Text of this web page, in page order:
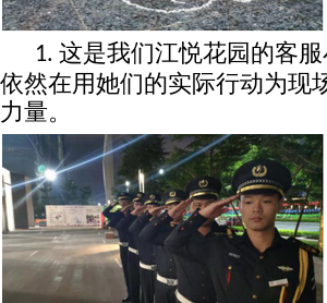
1. 这是我们江悦花园的客
依然在用她们的实际行动为现
力量。